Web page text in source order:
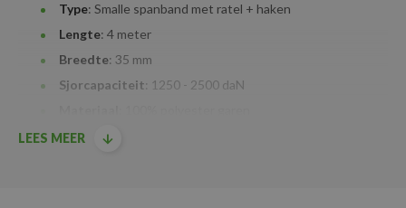
Type: Smalle spanband met ratel + haken
Lengte: 4 meter
Breedte: 35 mm
Sjorcapaciteit: 1250 - 2500 daN
Mechanisme
LEES MEER